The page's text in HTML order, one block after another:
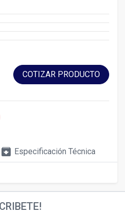
COTIZAR PRODUCTO
archive Especificación Técnica